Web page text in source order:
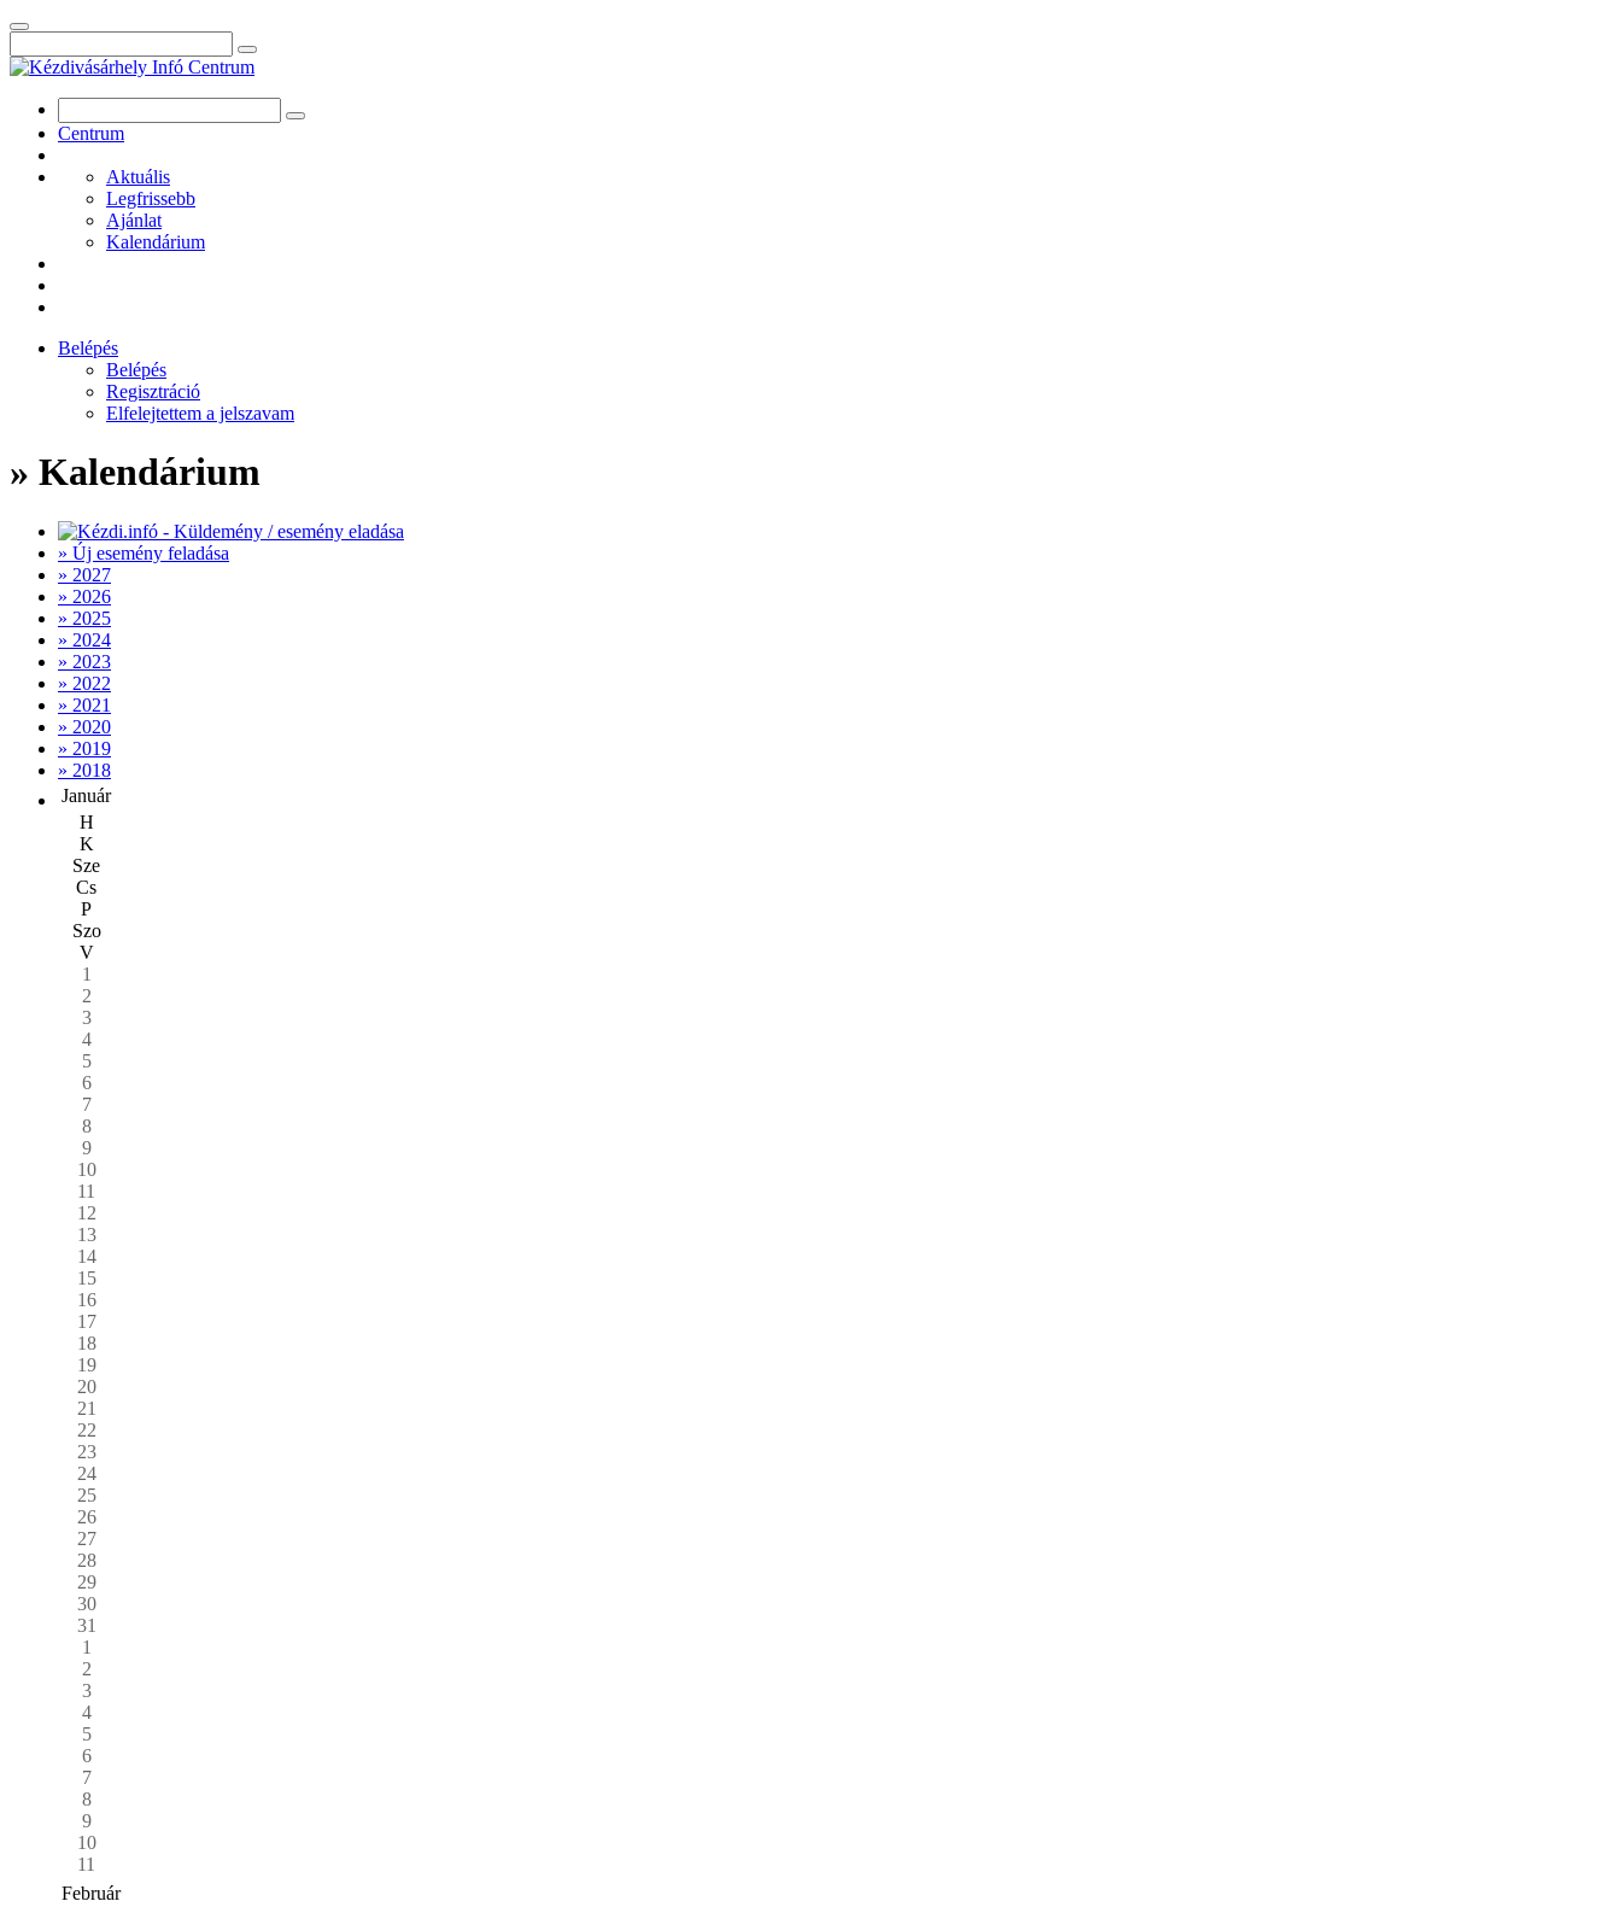
Centrum
Aktuális
Legfrissebb
Ajánlat
Kalendárium
Belépés
Belépés
Regisztráció
Elfelejtettem a jelszavam
» Kalendárium
» Új esemény feladása
» 2027
» 2026
» 2025
» 2024
» 2023
» 2022
» 2021
» 2020
» 2019
» 2018
Január
H
K
Sze
Cs
P
Szo
V
1
2
3
4
5
6
7
8
9
10
11
12
13
14
15
16
17
18
19
20
21
22
23
24
25
26
27
28
29
30
31
1
2
3
4
5
6
7
8
9
10
11
Február